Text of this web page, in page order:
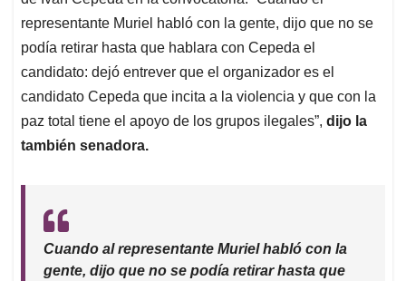
representante Muriel habló con la gente, dijo que no se
podía retirar hasta que hablara con Cepeda el
candidato: dejó entrever que el organizador es el
candidato Cepeda que incita a la violencia y que con la
paz total tiene el apoyo de los grupos ilegales”, dijo la
también senadora.
Cuando al representante Muriel habló con la
gente, dijo que no se podía retirar hasta que